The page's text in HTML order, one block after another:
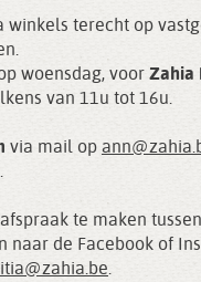
winkels terecht op
woensdag, voor Zahia
van 11u tot 16u.
via mail op
te maken
naar de Facebook of
.